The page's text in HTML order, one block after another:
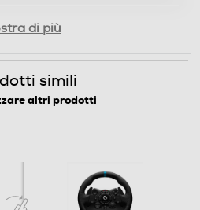
di più
simili
altri prodotti